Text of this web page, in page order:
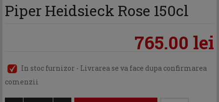
Piper Heidsieck Rose 150cl
765.00 lei
In stoc furnizor - Livrarea se va face dupa confirmarea
comenzii